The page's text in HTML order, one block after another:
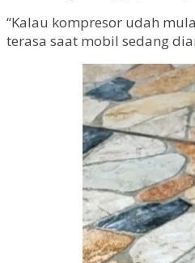
“Kalau kompresor udah
terasa saat mobil sedang